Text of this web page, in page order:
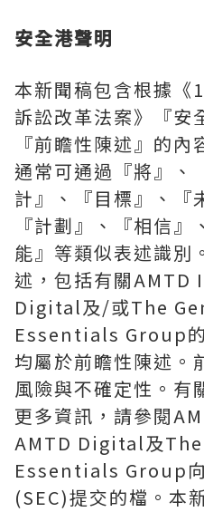
安全港聲明
本新聞稿包含根據《
訴訟改革法案》『安
『前瞻性陳述』的
通常可通過『將』、
計』、『目標』、『
『計劃』、『相信
能』等類似表述識別
述，包括有關AMTD
Digital及/或The
Essentials Group的
均屬於前瞻性陳述。
風險與不確定性。有
更多資訊，請參閱
AMTD Digital及
Essentials Group
(SEC)提交的檔。本